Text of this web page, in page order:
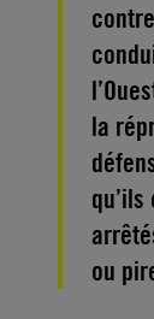
la
ou